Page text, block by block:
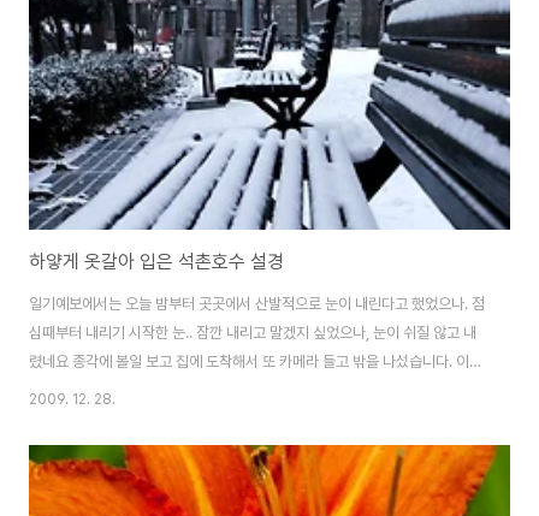
겠죠. 오늘도 행복한 하루 시작하시길
하얗게 옷갈아 입은 석촌호수 설경
일기예보에서는 오늘 밤부터 곳곳에서 산발적으로 눈이 내린다고 했었으나. 점
심때부터 내리기 시작한 눈.. 잠깐 내리고 말겠지 싶었으나, 눈이 쉬질 않고 내
렸네요 종각에 볼일 보고 집에 도착해서 또 카메라 들고 밖을 나섰습니다. 이미
추워서 석촌호수는 얼음이 얼어 있었는데.. 그 얼음위로 눈이 소복히 쌓였습니
봅니다. 참 보기 좋네요. 이미 마른 억새에도 눈이 쌓이다보니 안그래도 몸을 가
누기 힘든데 .. 눈에 짓눌려 버거워합니다. 2009년 한 해가 지나가기전.. 서울
을 하얗게 뒤덮어 버린 눈.. 남은 올해를 잘 마무리하고 새 마음, 새 뜻으로 경인
2009. 12. 28.